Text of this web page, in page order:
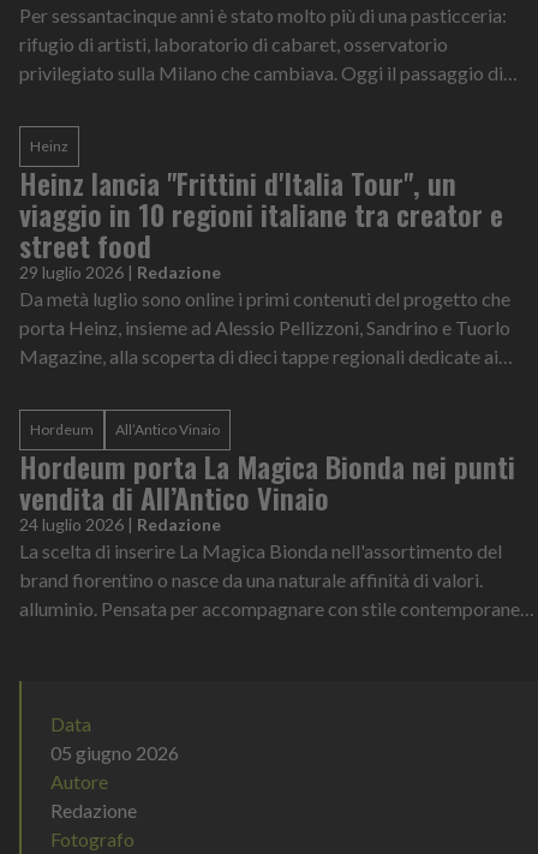
Per sessantacinque anni è stato molto più di una pasticceria:
rifugio di artisti, laboratorio di cabaret, osservatorio
privilegiato sulla Milano che cambiava. Oggi il passaggio di
delle insegne storiche e sul valore economico dell'identità
urbana
Heinz
Heinz lancia "Frittini d'Italia Tour", un
viaggio in 10 regioni italiane tra creator e
street food
29 luglio 2026 | Redazione
Da metà luglio sono online i primi contenuti del progetto che
porta Heinz, insieme ad Alessio Pellizzoni, Sandrino e Tuorlo
Magazine, alla scoperta di dieci tappe regionali dedicate ai
Hordeum All’Antico Vinaio
Hordeum porta La Magica Bionda nei punti
vendita di All’Antico Vinaio
24 luglio 2026 | Redazione
La scelta di inserire La Magica Bionda nell'assortimento del
brand fiorentino o nasce da una naturale affinità di valori.
alluminio. Pensata per accompagnare con stile contemporaneo
Data
05 giugno 2026
Autore
Redazione
Fotografo